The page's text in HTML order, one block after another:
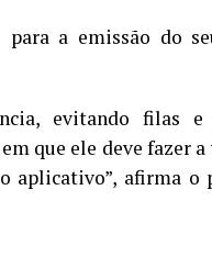
a emissão do
evitando filas e
que ele deve fazer
aplicativo”, afirma o